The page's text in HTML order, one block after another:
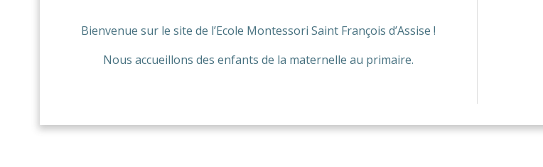
Bienvenue sur le site de l’Ecole Montessori Saint François d’Assise !
Nous accueillons des enfants de la maternelle au primaire.